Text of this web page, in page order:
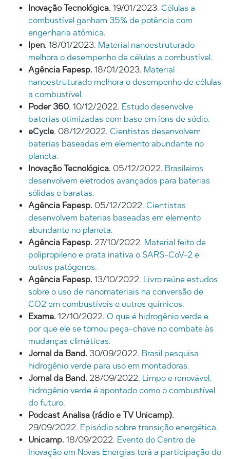
Inovação Tecnológica. 19/01/2023. Células a
combustível ganham 35% de potência com
engenharia atômica.
Ipen. 18/01/2023. Material nanoestruturado
melhora o desempenho de células a combustível.
Agência Fapesp. 18/01/2023. Material
nanoestruturado melhora o desempenho de células
a combustível.
Poder 360. 10/12/2022. Estudo desenvolve
baterias otimizadas com base em íons de sódio.
eCycle. 08/12/2022. Cientistas desenvolvem
baterias baseadas em elemento abundante no
planeta.
Inovação Tecnológica. 05/12/2022. Brasileiros
desenvolvem eletrodos avançados para baterias
sólidas e baratas.
Agência Fapesp. 05/12/2022. Cientistas
desenvolvem baterias baseadas em elemento
abundante no planeta.
Agência Fapesp. 27/10/2022. Material feito de
polipropileno e prata inativa o SARS-CoV-2 e
outros patógenos.
Agência Fapesp. 13/10/2022. Livro reúne estudos
sobre o uso de nanomateriais na conversão de
CO2 em combustíveis e outros químicos.
Exame. 12/10/2022. O que é hidrogênio verde e
por que ele se tornou peça-chave no combate às
mudanças climáticas.
Jornal da Band. 30/09/2022. Brasil pesquisa
hidrogênio verde para uso em montadoras.
Jornal da Band. 28/09/2022. Limpo e renovável,
hidrogênio verde é apontado como o combustível
do futuro.
Podcast Analisa (rádio e TV Unicamp).
29/09/2022. Episódio sobre transição energética.
Unicamp. 18/09/2022. Evento do Centro de
Inovação em Novas Energias terá a participação do